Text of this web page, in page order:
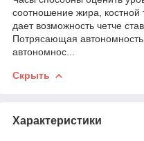
соотношение жира, костной
дает возможность четче
Потрясающая
автономнос...
Скрыть
Характеристики